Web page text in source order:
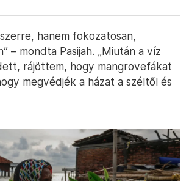
hanem fokozatosan,
– mondta Pasijah. „Miután a víz
rájöttem, hogy mangrovefákat
megvédjék a házat a széltől és